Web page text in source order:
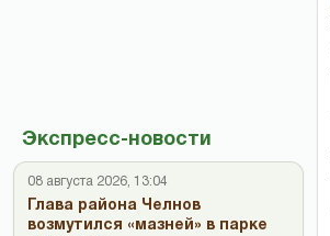
Экспресс-новости
08 августа 2026, 13:04
Глава района Челнов
возмутился «мазней» в парке